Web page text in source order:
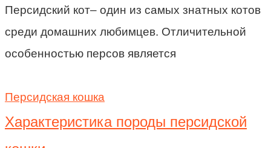
Персидский кот– один из самых знатных котов
среди домашних любимцев. Отличительной
особенностью персов является
Персидская кошка
Характеристика породы персидской